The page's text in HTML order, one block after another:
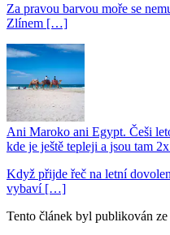
Za pravou barvou moře se
Zlínem […]
Ani Maroko ani Egypt. Češi
kde je ještě tepleji a jsou tam
Když přijde řeč na letní
vybaví […]
Tento článek byl publikován